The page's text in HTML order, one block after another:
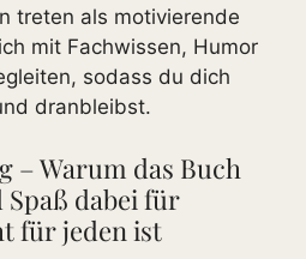
treten als motivierende
mit Fachwissen, Humor
sodass du dich
dranbleibst.
– Warum das Buch
dabei für
für jeden ist